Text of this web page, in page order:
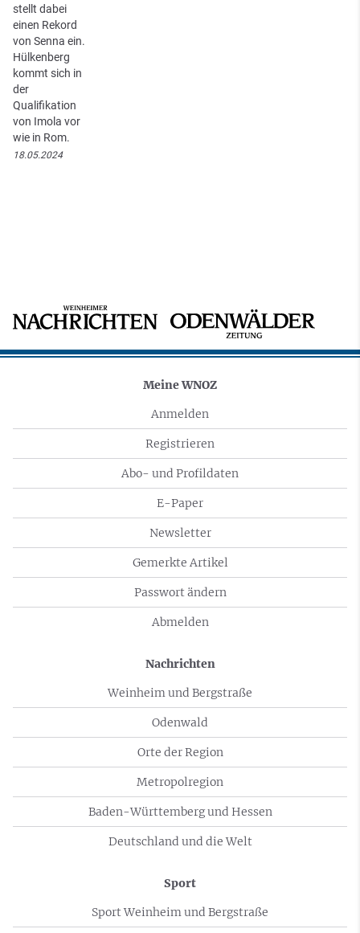
stellt dabei
einen Rekord
von Senna ein.
Hülkenberg
kommt sich in
der
Qualifikation
von Imola vor
wie in Rom.
18.05.2024
Meine WNOZ
Anmelden
Registrieren
Abo- und Profildaten
E-Paper
Newsletter
Gemerkte Artikel
Passwort ändern
Abmelden
Nachrichten
Weinheim und Bergstraße
Odenwald
Orte der Region
Metropolregion
Baden-Württemberg und Hessen
Deutschland und die Welt
Sport
Sport Weinheim und Bergstraße